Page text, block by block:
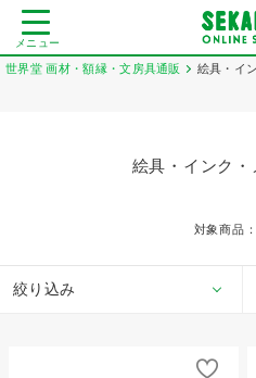
メニュー
世界堂 画材・額縁・文房具通販 絵具・イ
絵具・インク
対象商品：
絞り込み